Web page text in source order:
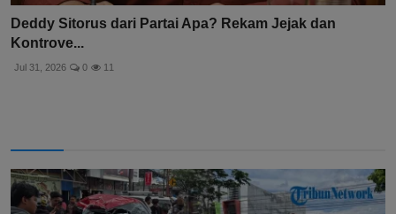
Deddy Sitorus dari Partai Apa? Rekam Jejak dan
Kontrove...
Jul 31, 2026 0 11